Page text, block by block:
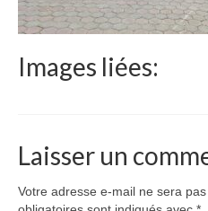
Actualités
Nous contacter
Images liées:
Laisser un
Votre adresse e-mail ne sera pas